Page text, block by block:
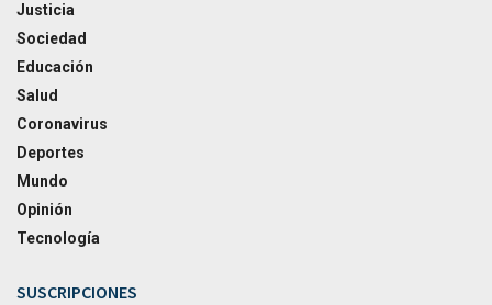
Justicia
Sociedad
Educación
Salud
Coronavirus
Deportes
Mundo
Opinión
Tecnología
SUSCRIPCIONES